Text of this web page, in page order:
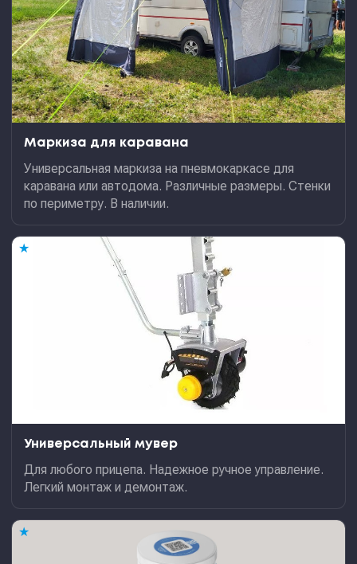
Маркиза для каравана
Универсальная маркиза на пневмокаркасе для
каравана или автодома. Различные размеры. Стенки
по периметру. В наличии.
★
Универсальный мувер
Для любого прицепа. Надежное ручное управление.
Легкий монтаж и демонтаж.
★